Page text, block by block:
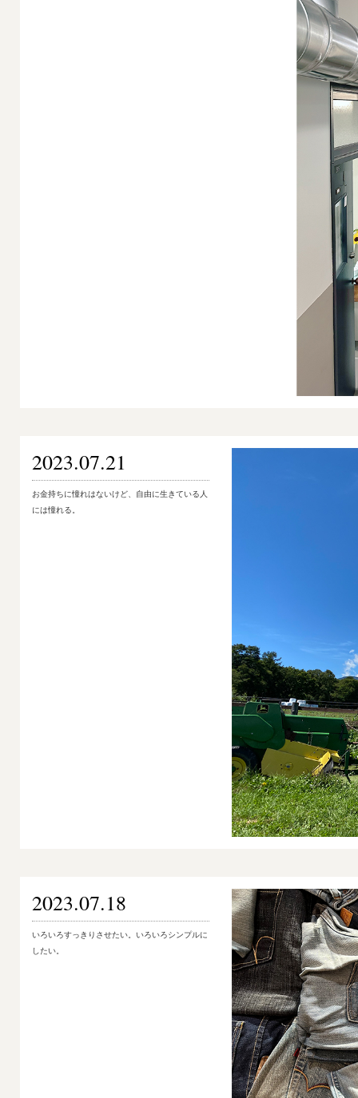
2023.07.21
お金持ちに憧れはないけど、自由に生きている人
には憧れる。
2023.07.18
いろいろすっきりさせたい。いろいろシンプルに
したい。